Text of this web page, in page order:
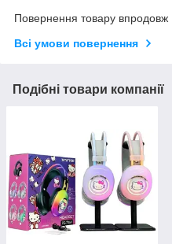
Повернення товару впродовж
Всі умови повернення
Подібні товари компанії